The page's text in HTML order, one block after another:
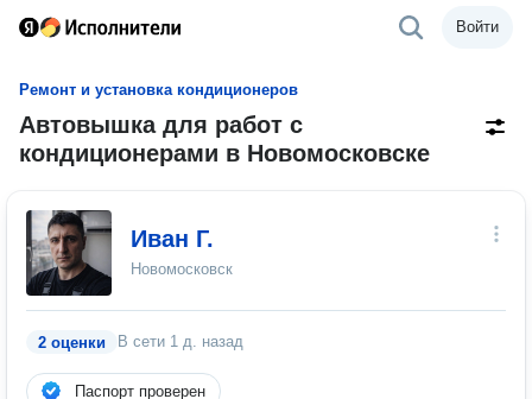
Войти
Ремонт и установка кондиционеров
Автовышка для работ с
кондиционерами в Новомосковске
Иван Г.
Новомосковск
2 оценки В сети 1 д. назад
Паспорт проверен